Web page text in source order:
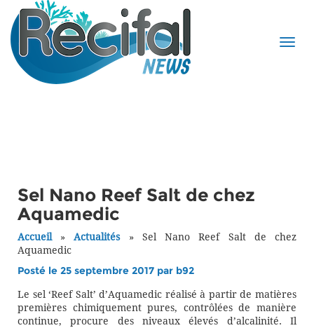
Sel Nano Reef Salt de chez
Aquamedic
Accueil»Actualités» Sel Nano Reef Salt de chez
Aquamedic
Posté le 25 septembre 2017 par b92
Le sel ‘Reef Salt’ d’Aquamedic réalisé à partir de matières
premières chimiquement pures, contrôlées de manière
continue, procure des niveaux élevés d’alcalinité. Il